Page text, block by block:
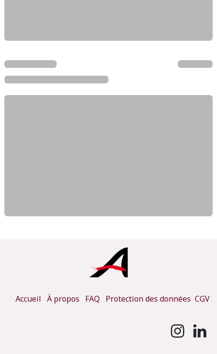
Accueil À propos FAQ Protection des données CGV